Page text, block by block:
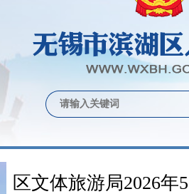
区文体旅游局2026年